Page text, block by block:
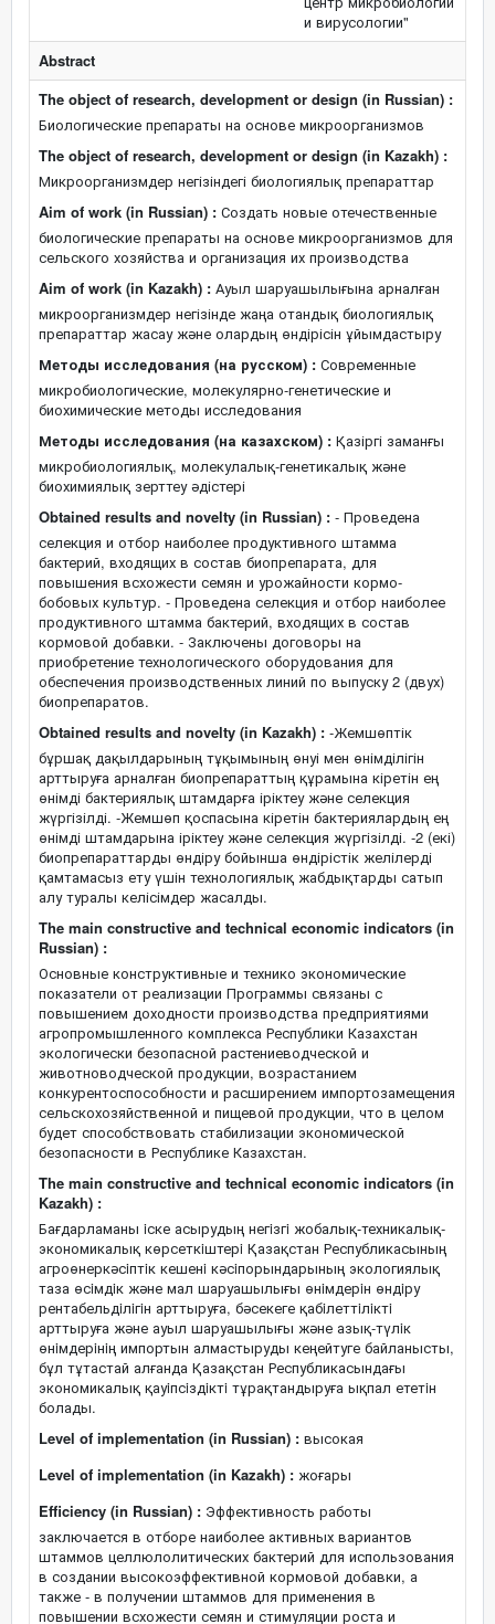
и вирусологии"
Abstract
The object of research, development or design (in Russian) :
Биологические препараты на основе микроорганизмов
The object of research, development or design (in Kazakh) :
Микроорганизмдер негізіндегі биологиялық препараттар
Aim of work (in Russian) : Создать новые отечественные
биологические препараты на основе микроорганизмов для
сельского хозяйства и организация их производства
Aim of work (in Kazakh) : Ауыл шаруашылығына арналған
микроорганизмдер негізінде жаңа отандық биологиялық
препараттар жасау және олардың өндірісін ұйымдастыру
Методы исследования (на русском) : Современные
микробиологические, молекулярно-генетические и
биохимические методы исследования
Методы исследования (на казахском) : Қазіргі заманғы
микробиологиялық, молекулалық-генетикалық және
биохимиялық зерттеу әдістері
Obtained results and novelty (in Russian) : - Проведена
селекция и отбор наиболее продуктивного штамма
бактерий, входящих в состав биопрепарата, для
повышения всхожести семян и урожайности кормо-
бобовых культур. - Проведена селекция и отбор наиболее
продуктивного штамма бактерий, входящих в состав
кормовой добавки. - Заключены договоры на
приобретение технологического оборудования для
обеспечения производственных линий по выпуску 2 (двух)
биопрепаратов.
Obtained results and novelty (in Kazakh) : -Жемшөптік
бұршақ дақылдарының тұқымының өнуі мен өнімділігін
арттыруға арналған биопрепараттың құрамына кіретін ең
өнімді бактериялық штамдарға іріктеу және селекция
жүргізілді. -Жемшөп қоспасына кіретін бактериялардың ең
өнімді штамдарына іріктеу және селекция жүргізілді. -2 (екі)
биопрепараттарды өндіру бойынша өндірістік желілерді
қамтамасыз ету үшін технологиялық жабдықтарды сатып
алу туралы келісімдер жасалды.
The main constructive and technical economic indicators (in
Russian) :
Основные конструктивные и технико экономические
показатели от реализации Программы связаны с
повышением доходности производства предприятиями
агропромышленного комплекса Республики Казахстан
экологически безопасной растениеводческой и
животноводческой продукции, возрастанием
конкурентоспособности и расширением импортозамещения
сельскохозяйственной и пищевой продукции, что в целом
будет способствовать стабилизации экономической
безопасности в Республике Казахстан.
The main constructive and technical economic indicators (in
Kazakh) :
Бағдарламаны iске асырудың негiзгi жобалық-техникалық-
экономикалық көрсеткiштерi Қазақстан Республикасының
агроөнеркәсiптiк кешенi кәсiпорындарының экологиялық
таза өсiмдiк және мал шаруашылығы өнiмдерiн өндiру
рентабельдiлiгiн арттыруға, бәсекеге қабiлеттiлiктi
арттыруға және ауыл шаруашылығы және азық-түлiк
өнiмдерiнiң импортын алмастыруды кеңейтуге байланысты,
бұл тұтастай алғанда Қазақстан Республикасындағы
экономикалық қауiпсiздiктi тұрақтандыруға ықпал ететiн
болады.
Level of implementation (in Russian) : высокая
Level of implementation (in Kazakh) : жоғары
Efficiency (in Russian) : Эффективность работы
заключается в отборе наиболее активных вариантов
штаммов целлюлолитических бактерий для использования
в создании высокоэффективной кормовой добавки, а
также - в получении штаммов для применения в
повышении всхожести семян и стимуляции роста и